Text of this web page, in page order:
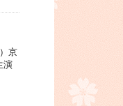
京
演